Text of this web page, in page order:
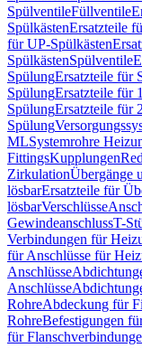
SpülventileFüllventile
SpülkästenErsatzteile
für UP-Spülkästen
SpülkästenSpülventile
SpülungErsatzteile für
SpülungErsatzteile für
SpülungErsatzteile für
Spülung
MLSystemrohre
FittingsKupplungen
ZirkulationÜbergänge
lösbarErsatzteile für
lösbarVerschlüsse
GewindeanschlussT-
Verbindungen für
für Anschlüsse für
Anschlüsse
Anschlüsse
RohreAbdeckung für
RohreBefestigungen
für